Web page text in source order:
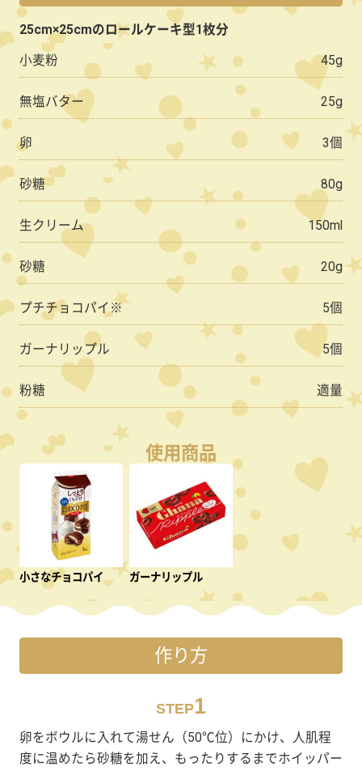
ポストする シェアする
25cm×25cmのロールケーキ型1枚分
小麦粉
45g
無塩バター 25g
卵 3個
砂糖 80g
生クリーム 150ml
砂糖 20g
プチチョコパイ※ 5個
ガーナリップル 5個
粉糖 適量
使用商品
小さなチョコパイ ガーナリップル
作り方
STEP1
卵をボウルに入れて湯せん（50℃位）にかけ、人肌程
度に温めたら砂糖を加え、もったりするまでホイッパー